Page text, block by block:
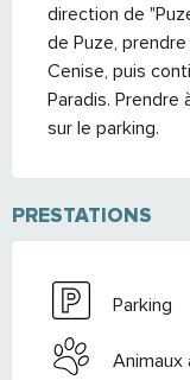
direction de
de Puze,
Cenise, puis
Paradis. Prendre
sur le parking.
PRESTATIONS
Parking
Animaux